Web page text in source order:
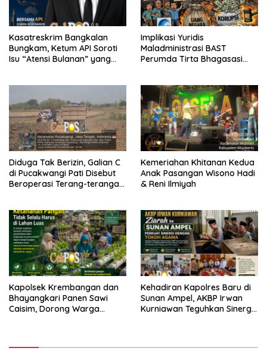
Kasatreskrim Bangkalan
Bungkam, Ketum API Soroti
Isu “Atensi Bulanan” yang
Implikasi Yuridis
Maladministrasi BAST
Perumda Tirta Bhagasasi
Negara (KTUN)
Diduga Tak Berizin, Galian C
di Pucakwangi Pati Disebut
Beroperasi Terang-terangan,
Kemeriahan Khitanan Kedua
Anak Pasangan Wisono Hadi
& Reni Ilmiyah
Kapolsek Krembangan dan
Bhayangkari Panen Sawi
Caisim, Dorong Warga
Kehadiran Kapolres Baru di
Sunan Ampel, AKBP Irwan
Kurniawan Teguhkan Sinergi